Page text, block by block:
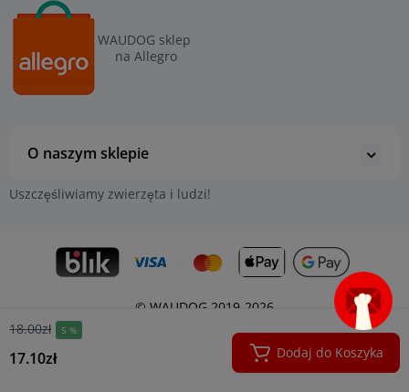
18.00zł 5 %
17.10zł Dodaj do Koszyka
WAUDOG sklep
na Allegro
O naszym sklepie
Uszczęśliwiamy zwierzęta i ludzi!
© WAUDOG 2019-2026